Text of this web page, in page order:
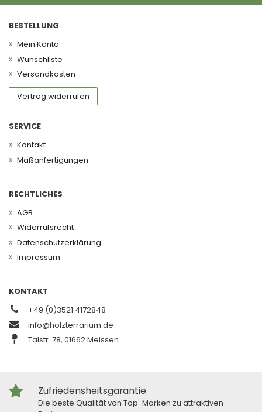
BESTELLUNG
Mein Konto
Wunschliste
Versandkosten
Vertrag widerrufen
SERVICE
Kontakt
Maßanfertigungen
RECHTLICHES
AGB
Widerrufs­recht
Daten­schutz­erklärung
Impressum
KONTAKT
+49 (0)3521 4172848
info@holzterrarium.de
Talstr. 78, 01662 Meissen
Zufriedensheitsgarantie
Die beste Qualität von Top-Marken zu attraktiven